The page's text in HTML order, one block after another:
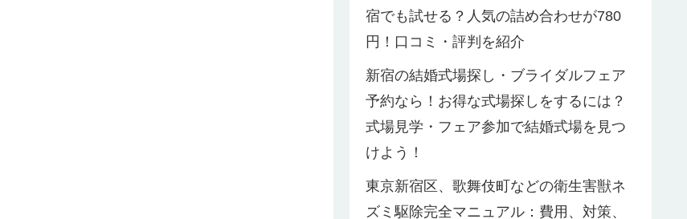
宿でも試せる？人気の詰め合わせが780
円！口コミ・評判を紹介
新宿の結婚式場探し・ブライダルフェア
予約なら！お得な式場探しをするには？
式場見学・フェア参加で結婚式場を見つ
けよう！
東京新宿区、歌舞伎町などの衛生害獣ネ
ズミ駆除完全マニュアル：費用、対策、